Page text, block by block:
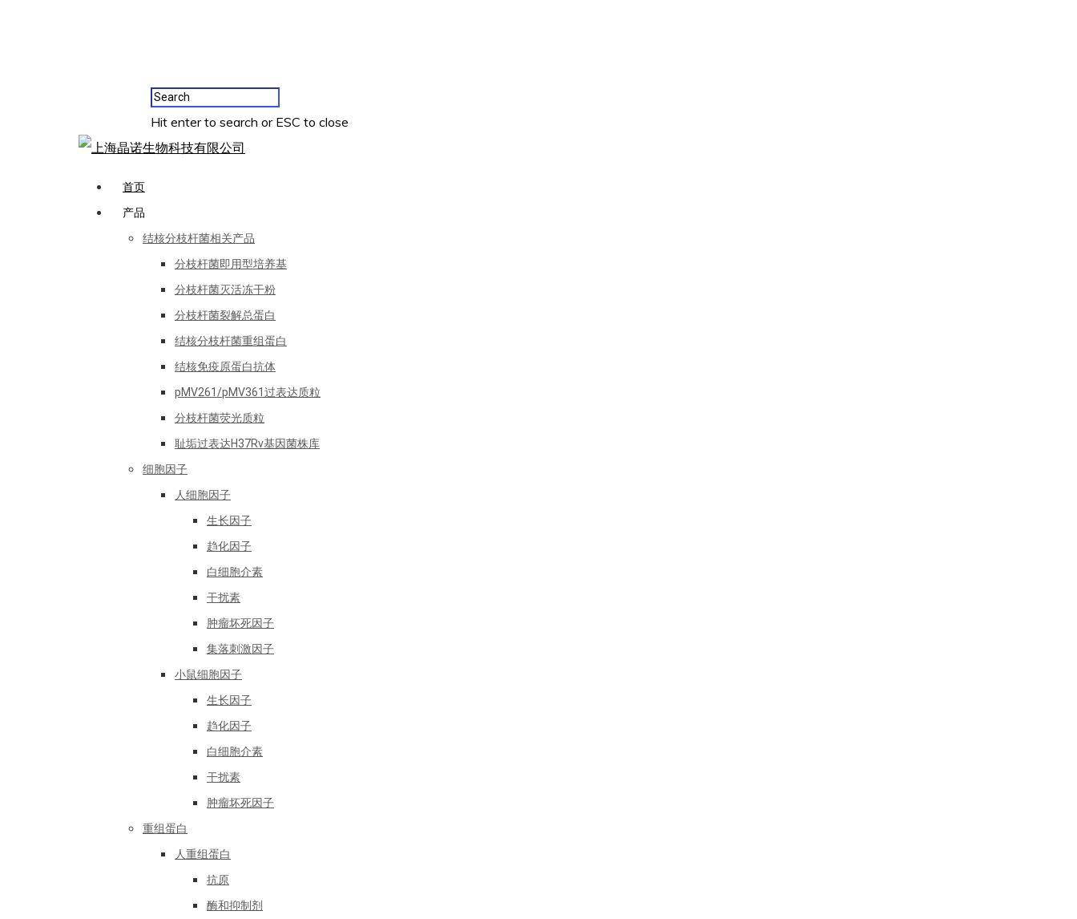
Hit enter to search or ESC to close
首页
产品
结核分枝杆菌相关产品
分枝杆菌即用型培养基
分枝杆菌灭活冻干粉
分枝杆菌裂解总蛋白
结核分枝杆菌重组蛋白
结核免疫原蛋白抗体
pMV261/pMV361过表达质粒
分枝杆菌荧光质粒
耻垢过表达H37Rv基因菌株库
细胞因子
人细胞因子
生长因子
趋化因子
白细胞介素
干扰素
肿瘤坏死因子
集落刺激因子
小鼠细胞因子
生长因子
趋化因子
白细胞介素
干扰素
肿瘤坏死因子
重组蛋白
人重组蛋白
抗原
酶和抑制剂